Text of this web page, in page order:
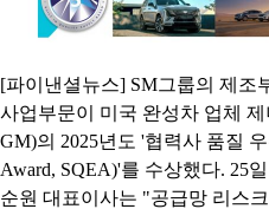
[파이낸셜뉴스] SM그룹의 제조
사업부문이 미국 완성차 업체 제
GM)의 2025년도 '협력사 품질
Award, SQEA)'를 수상했다. 25
순원 대표이사는 "공급망 리스